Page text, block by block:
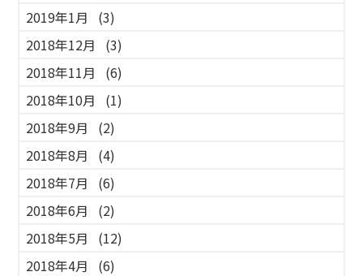
2019年1月
(3)
2018年12月
(3)
2018年11月
(6)
2018年10月
(1)
2018年9月
(2)
2018年8月
(4)
2018年7月
(6)
2018年6月
(2)
2018年5月
(12)
2018年4月
(6)